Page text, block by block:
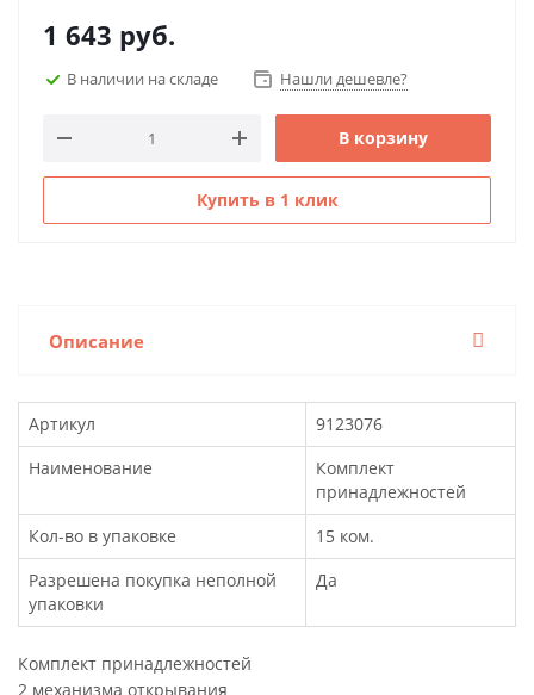
1 643 руб.
В наличии на складе Нашли дешевле?
В корзину
Купить в 1 клик
Описание
Артикул
9123076
Наименование
Комплект
принадлежностей
Кол-во в упаковке
15 ком.
Разрешена покупка неполной
упаковки
Да
Комплект принадлежностей
2 механизма открывания